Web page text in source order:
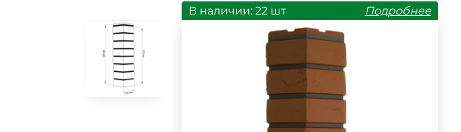
mm.jpg
В наличии: 22 шт
Подробнее